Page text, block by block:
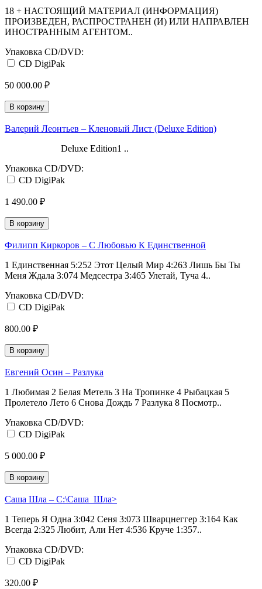
18 + НАСТОЯЩИЙ МАТЕРИАЛ (ИНФОРМАЦИЯ)
ПРОИЗВЕДЕН, РАСПРОСТРАНЕН (И) ИЛИ НАПРАВЛЕН
ИНОСТРАННЫМ АГЕНТОМ..
Упаковка CD/DVD:
CD DigiPak
50 000.00 ₽
В корзину
Валерий Леонтьев ‎– Кленовый Лист (Deluxe Edition)
Deluxe Edition1 ..
Упаковка CD/DVD:
CD DigiPak
1 490.00 ₽
В корзину
Филипп Киркоров ‎– С Любовью К Единственной
1 Единственная 5:252 Этот Целый Мир 4:263 Лишь Бы Ты
Меня Ждала 3:074 Медсестра 3:465 Улетай, Туча 4..
Упаковка CD/DVD:
CD DigiPak
800.00 ₽
В корзину
Евгений Осин ‎– Разлука
1 Любимая 2 Белая Метель 3 На Тропинке 4 Рыбацкая 5
Пролетело Лето 6 Снова Дождь 7 Разлука 8 Посмотр..
Упаковка CD/DVD:
CD DigiPak
5 000.00 ₽
В корзину
Саша Шла ‎– C:\Саша_Шла>
1 Теперь Я Одна 3:042 Сеня 3:073 Шварцнеггер 3:164 Как
Всегда 2:325 Любит, Али Нет 4:536 Круче 1:357..
Упаковка CD/DVD:
CD DigiPak
320.00 ₽